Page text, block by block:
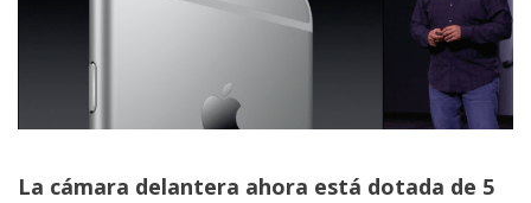
La cámara delantera ahora está dotada de 5